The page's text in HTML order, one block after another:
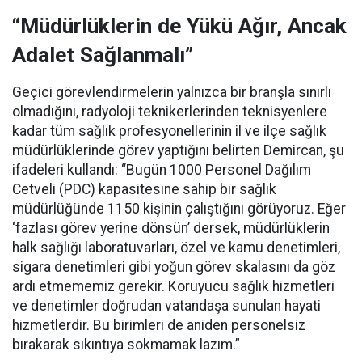
“Müdürlüklerin de Yükü Ağır, Ancak
Adalet Sağlanmalı”
Geçici görevlendirmelerin yalnızca bir branşla sınırlı
olmadığını, radyoloji teknikerlerinden teknisyenlere
kadar tüm sağlık profesyonellerinin il ve ilçe sağlık
müdürlüklerinde görev yaptığını belirten Demircan, şu
ifadeleri kullandı: “Bugün 1000 Personel Dağılım
Cetveli (PDC) kapasitesine sahip bir sağlık
müdürlüğünde 1150 kişinin çalıştığını görüyoruz. Eğer
‘fazlası görev yerine dönsün’ dersek, müdürlüklerin
halk sağlığı laboratuvarları, özel ve kamu denetimleri,
sigara denetimleri gibi yoğun görev skalasını da göz
ardı etmememiz gerekir. Koruyucu sağlık hizmetleri
ve denetimler doğrudan vatandaşa sunulan hayati
hizmetlerdir. Bu birimleri de aniden personelsiz
bırakarak sıkıntıya sokmamak lazım.”